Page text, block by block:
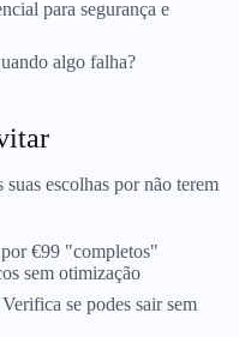
para segurança e
algo falha?
escolhas por não terem
por €99 "completos"
sem otimização
Verifica se podes sair sem